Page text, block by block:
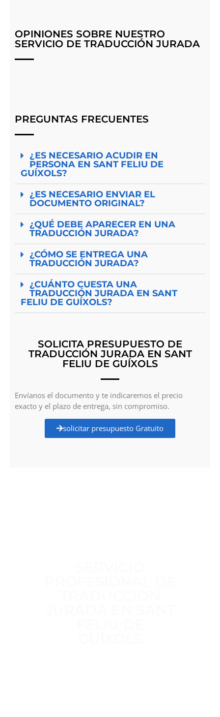
OPINIONES SOBRE NUESTRO
SERVICIO DE TRADUCCIÓN JURADA
PREGUNTAS FRECUENTES
¿ES NECESARIO ACUDIR EN
PERSONA EN SANT FELIU DE
GUÍXOLS?
¿ES NECESARIO ENVIAR EL
DOCUMENTO ORIGINAL?
¿QUÉ DEBE APARECER EN UNA
TRADUCCIÓN JURADA?
¿CÓMO SE ENTREGA UNA
TRADUCCIÓN JURADA?
¿CUÁNTO CUESTA UNA
TRADUCCIÓN JURADA EN SANT
FELIU DE GUÍXOLS?
SOLICITA PRESUPUESTO DE
TRADUCCIÓN JURADA EN SANT
FELIU DE GUÍXOLS
Envíanos el documento y te indicaremos el precio
exacto y el plazo de entrega, sin compromiso.
solicitar presupuesto Gratuito